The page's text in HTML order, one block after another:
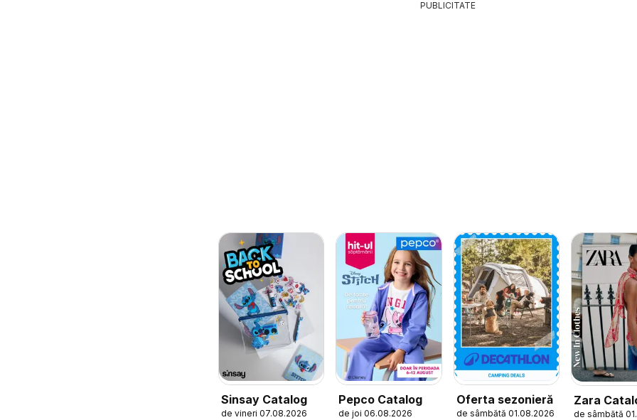
PUBLICITATE
Sinsay Catalog
de vineri 07.08.2026
Pepco Catalog
de joi 06.08.2026
Oferta sezonieră
de sâmbătă 01.08.2026
Zara
de sâmbătă